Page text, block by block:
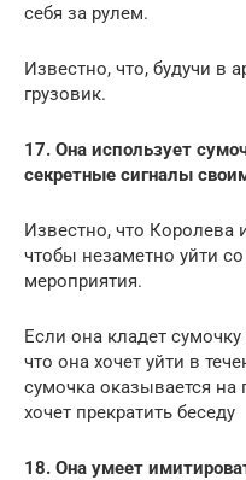
себя за рулем.
Известно, что, будучи в
грузовик.
17. Она использует
секретные сигналы
Известно, что Королева
чтобы незаметно уйти
мероприятия.
Если она кладет
что она хочет уйти в
сумочка оказывается на
хочет прекратить беседу
18. Она умеет